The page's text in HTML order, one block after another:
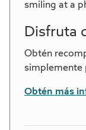
Disfruta
Obtén
simplemente
Obtén más